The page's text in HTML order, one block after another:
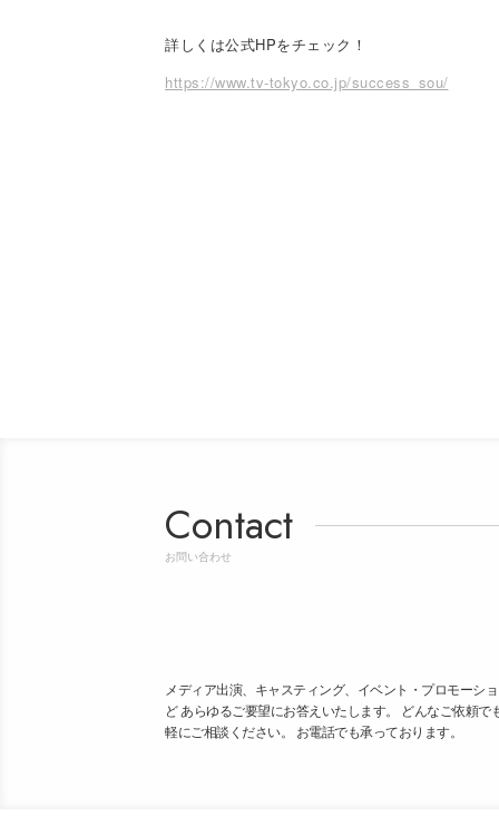
詳しくは公式HPをチェック！
https://www.tv-tokyo.co.jp/success_sou/
Contact
お問い合わせ
メディア出演、キャスティング、イベント・プロモーシ
ど あらゆるご要望にお答えいたします。 どんなご依頼で
軽にご相談ください。 お電話でも承っております。